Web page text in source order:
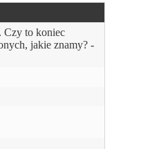
Czy to koniec
jakie znamy? -